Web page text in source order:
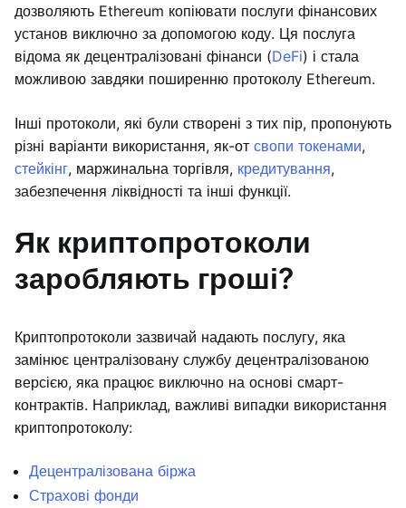
дозволяють Ethereum копіювати послуги фінансових
установ виключно за допомогою коду. Ця послуга
відома як децентралізовані фінанси (DeFi) і стала
можливою завдяки поширенню протоколу Ethereum.
Інші протоколи, які були створені з тих пір, пропонують
різні варіанти використання, як-от свопи токенами,
стейкінг, маржинальна торгівля, кредитування,
забезпечення ліквідності та інші функції.
Як криптопротоколи
заробляють гроші?
Криптопротоколи зазвичай надають послугу, яка
замінює централізовану службу децентралізованою
версією, яка працює виключно на основі смарт-
контрактів. Наприклад, важливі випадки використання
криптопротоколу:
Децентралізована біржа
Страхові фонди